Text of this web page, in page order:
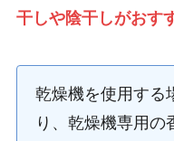
干しや陰干しがおす
乾燥機を使用する
り、乾燥機専用の